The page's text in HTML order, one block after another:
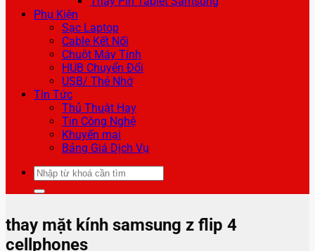
Phụ Kiện
Sạc Laptop
Cable Kết Nối
Chuột Máy Tính
HUB Chuyển Đổi
USB/ Thẻ Nhớ
Tin Tức
Thủ Thuật Hay
Tin Công Nghệ
Khuyến mại
Bảng Giá Dịch Vụ
Tìm
kiếm:
thay mặt kính samsung z flip 4
cellphones